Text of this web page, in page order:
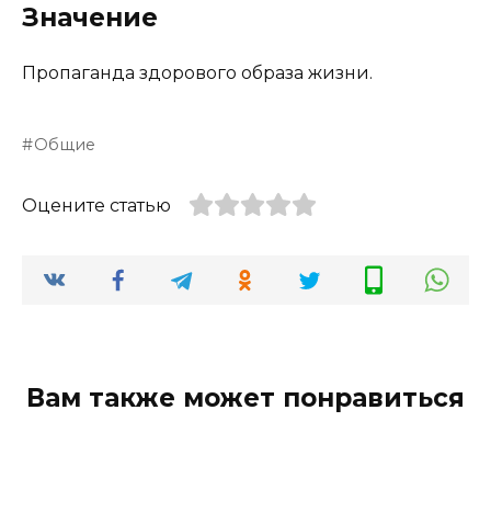
Значение
Пропаганда здорового образа жизни.
Общие
Оцените статью
Вам также может понравиться